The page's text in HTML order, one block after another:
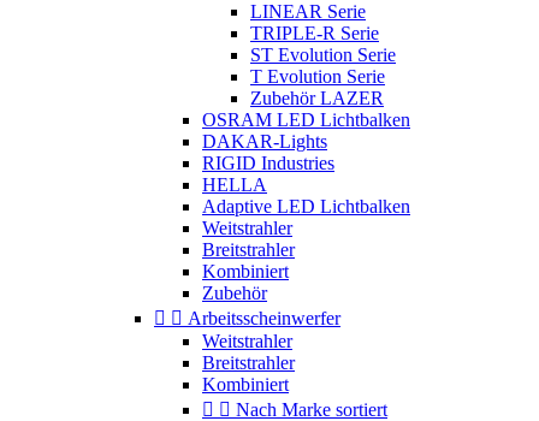
LINEAR Serie
TRIPLE-R Serie
ST Evolution Serie
T Evolution Serie
Zubehör LAZER
OSRAM LED Lichtbalken
DAKAR-Lights
RIGID Industries
HELLA
Adaptive LED Lichtbalken
Weitstrahler
Breitstrahler
Kombiniert
Zubehör
  Arbeitsscheinwerfer
Weitstrahler
Breitstrahler
Kombiniert
  Nach Marke sortiert